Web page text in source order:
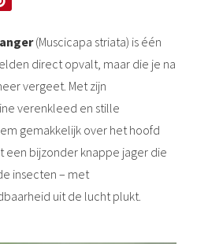
(Muscicapa striata) is één
direct opvalt, maar die je na
vergeet. Met zijn
verenkleed en stille
gemakkelijk over het hoofd
een bijzonder knappe jager die
insecten – met
uit de lucht plukt.